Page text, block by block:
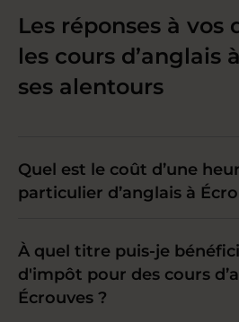
Les réponses à vos
les cours d’anglais
ses alentours
Quel est le coût d’une
particulier d’anglais à
À quel titre puis-je
d'impôt pour des cours
Écrouves ?